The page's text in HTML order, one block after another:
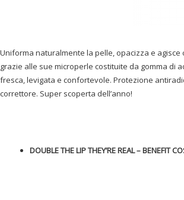
Uniforma naturalmente la pelle, opacizza e agisce
grazie alle sue microperle costituite da gomma di
fresca, levigata e confortevole. Protezione
correttore. Super scoperta dell’anno!
DOUBLE THE LIP THEY’RE REAL – BENEFIT